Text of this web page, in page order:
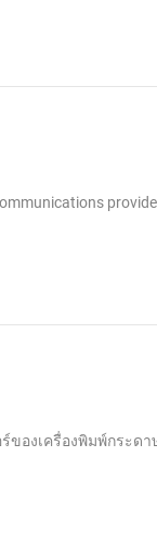
ของเครื่องพิมพ์กระดา